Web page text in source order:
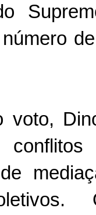
voto,